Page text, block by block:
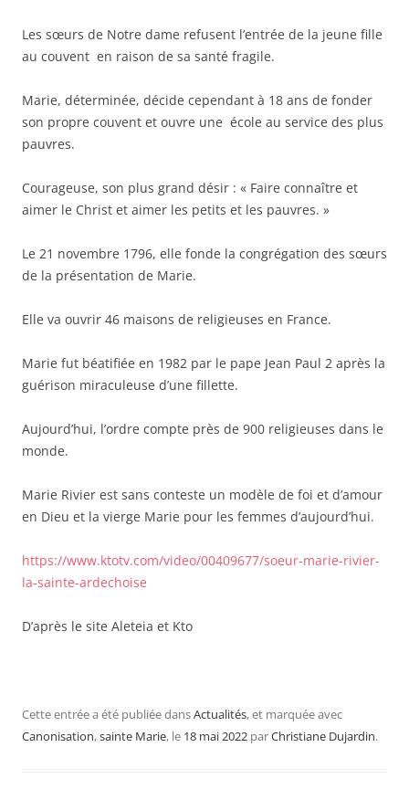
Les sœurs de Notre dame refusent l’entrée de la jeune fille
au couvent en raison de sa santé fragile.
Marie, déterminée, décide cependant à 18 ans de fonder
son propre couvent et ouvre une école au service des plus
pauvres.
Courageuse, son plus grand désir : « Faire connaître et
aimer le Christ et aimer les petits et les pauvres. »
Le 21 novembre 1796, elle fonde la congrégation des sœurs
de la présentation de Marie.
Elle va ouvrir 46 maisons de religieuses en France.
Marie fut béatifiée en 1982 par le pape Jean Paul 2 après la
guérison miraculeuse d’une fillette.
Aujourd’hui, l’ordre compte près de 900 religieuses dans le
monde.
Marie Rivier est sans conteste un modèle de foi et d’amour
en Dieu et la vierge Marie pour les femmes d’aujourd’hui.
https://www.ktotv.com/video/00409677/soeur-marie-rivier-
la-sainte-ardechoise
D’après le site Aleteia et Kto
Cette entrée a été publiée dansActualités, et marquée avec
Canonisation,sainte Marie, le 18 mai 2022 parChristiane Dujardin.